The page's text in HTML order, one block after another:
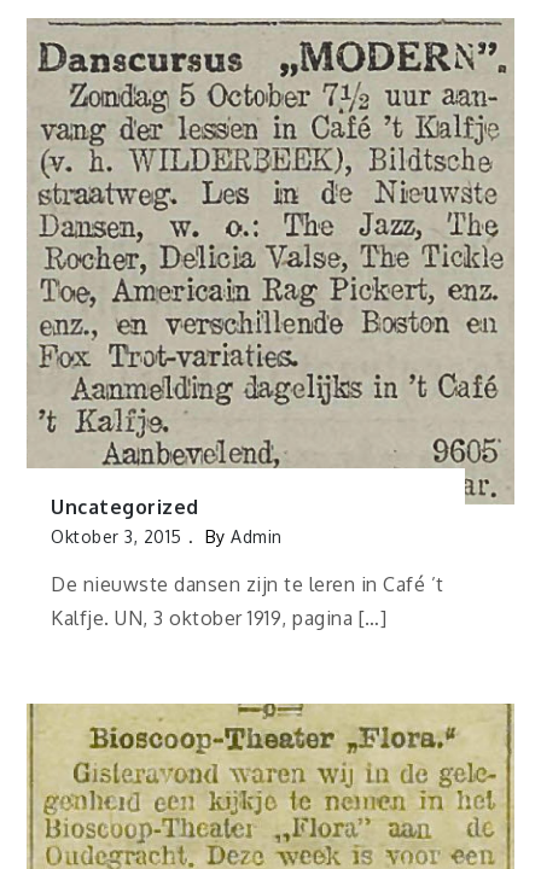
Uncategorized
Oktober 3, 2015 ByAdmin
De nieuwste dansen zijn te leren in Café ’t
Kalfje. UN, 3 oktober 1919, pagina […]